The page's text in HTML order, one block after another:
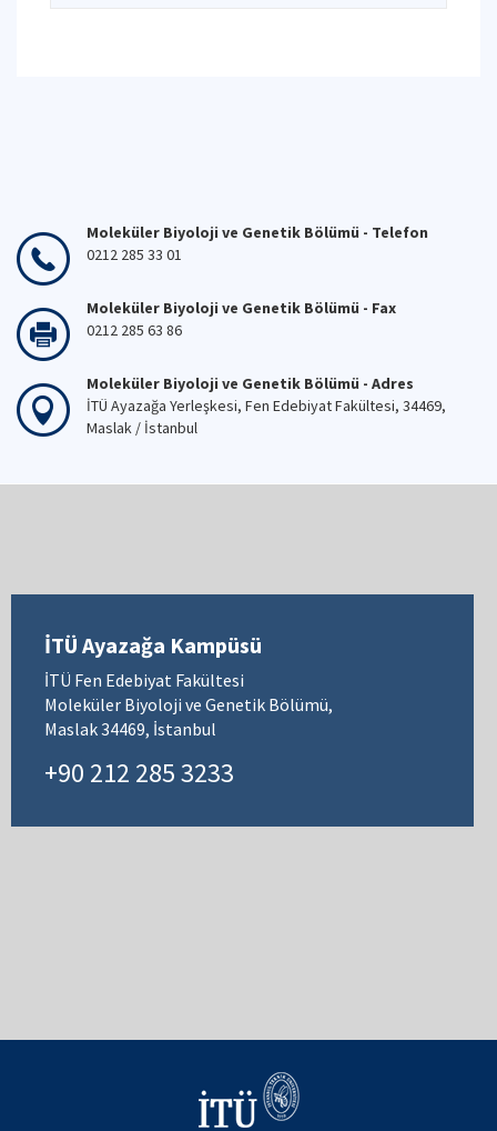
Moleküler Biyoloji ve Genetik Bölümü - Telefon
0212 285 33 01
Moleküler Biyoloji ve Genetik Bölümü - Fax
0212 285 63 86
Moleküler Biyoloji ve Genetik Bölümü - Adres
İTÜ Ayazağa Yerleşkesi, Fen Edebiyat Fakültesi, 34469,
Maslak / İstanbul
İTÜ Ayazağa Kampüsü
İTÜ Fen Edebiyat Fakültesi
Moleküler Biyoloji ve Genetik Bölümü,
Maslak 34469, İstanbul
+90 212 285 3233